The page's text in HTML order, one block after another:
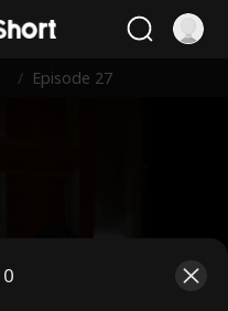
/ Episode 27
0